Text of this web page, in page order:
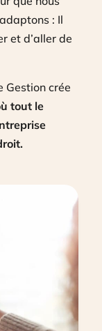
: Il
et d’aller de
Gestion crée
tout le